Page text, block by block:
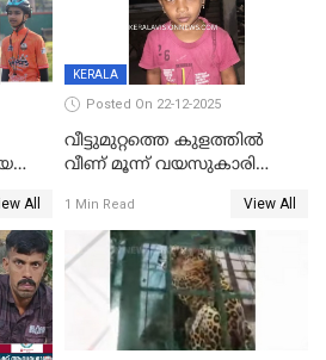
All
KERALA
Posted On 22-12-2025
വീട്ടുമുറ്റത്തെ കുളത്തിൽ
വീണ് മൂന്ന് വയസുകാരി
1 Min Read View All